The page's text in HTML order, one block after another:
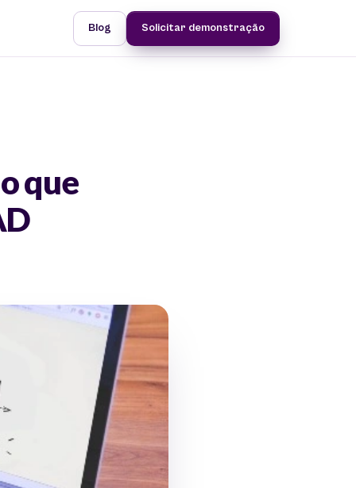
Blog Solicitar demonstração
que